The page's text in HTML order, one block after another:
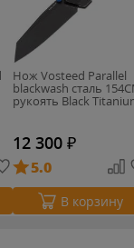
Нож Vosteed Parallel
blackwash сталь
рукоять Black
12 300 ₽
5.0
В корзину